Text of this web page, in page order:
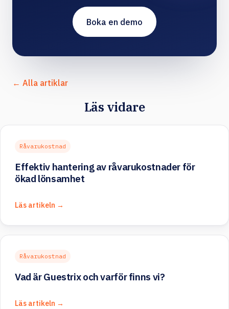
Boka en demo
← Alla artiklar
Läs vidare
Råvarukostnad
Effektiv hantering av råvarukostnader för
ökad lönsamhet
Läs artikeln →
Råvarukostnad
Vad är Guestrix och varför finns vi?
Läs artikeln →